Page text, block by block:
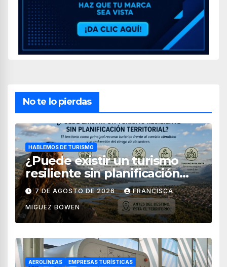
No te lo pierdas
HABLEMOS DE TURISMO
¿Puede existir un turismo
resiliente sin planificación
territorial?
7 DE AGOSTO DE 2026 FRANCISCA
MIGUEZ BOWEN
AEROLÍNEAS EMPRESAS TURÍSTICAS